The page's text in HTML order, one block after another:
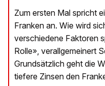
Zum ersten Mal spricht
Franken an. Wie wird
verschiedene Faktoren
Rolle», verallgemeinert
Grundsätzlich geht die
tiefere Zinsen den